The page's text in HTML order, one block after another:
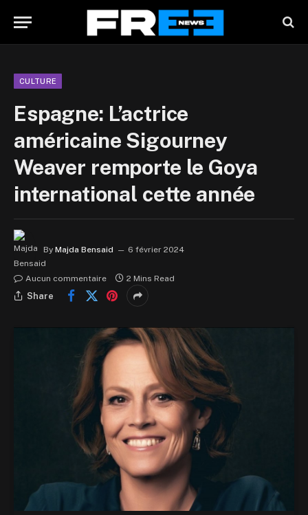
CULTURE
Espagne: L’actrice
américaine Sigourney
Weaver remporte le Goya
international cette année
By Majda Bensaid 6 février 2024
Aucun commentaire 2 Mins Read
Share